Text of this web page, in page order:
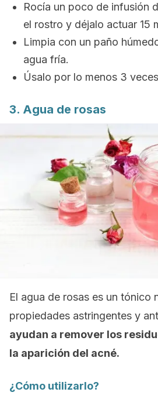
Rocía un poco de infusión
el rostro y déjalo actuar 15
Limpia con un paño
agua fría.
Úsalo por lo menos 3
3. Agua de rosas
El agua de rosas es un tónico
propiedades astringentes y
ayudan a remover los
la aparición del acné.
¿Cómo utilizarlo?